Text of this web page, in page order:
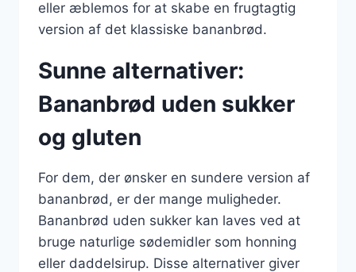
eller æblemos for at skabe en frugtagtig
version af det klassiske bananbrød.
Sunne alternativer:
Bananbrød uden sukker
og gluten
For dem, der ønsker en sundere version af
bananbrød, er der mange muligheder.
Bananbrød uden sukker kan laves ved at
bruge naturlige sødemidler som honning
eller daddelsirup. Disse alternativer giver